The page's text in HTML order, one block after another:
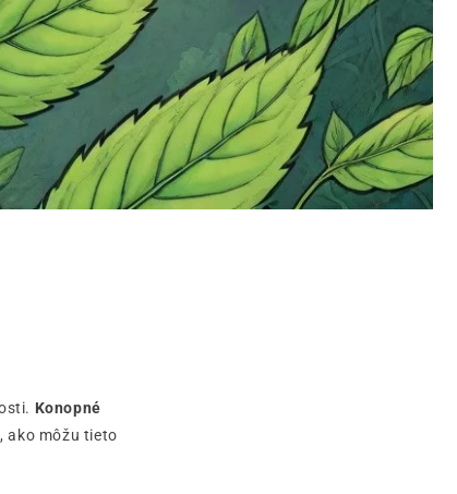
Konopné
ako môžu tieto